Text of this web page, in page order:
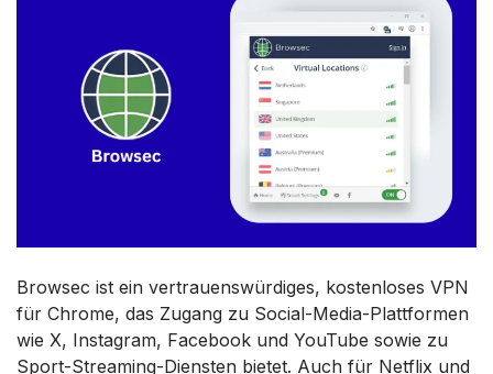
Browsec ist ein vertrauenswürdiges, kostenloses VPN
für Chrome, das Zugang zu Social-Media-Plattformen
wie X, Instagram, Facebook und YouTube sowie zu
Sport-Streaming-Diensten bietet. Auch für Netflix und